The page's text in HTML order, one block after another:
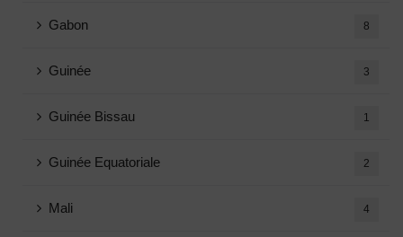
Gabon 8
Guinée 3
Guinée Bissau 1
Guinée Equatoriale 2
Mali 4